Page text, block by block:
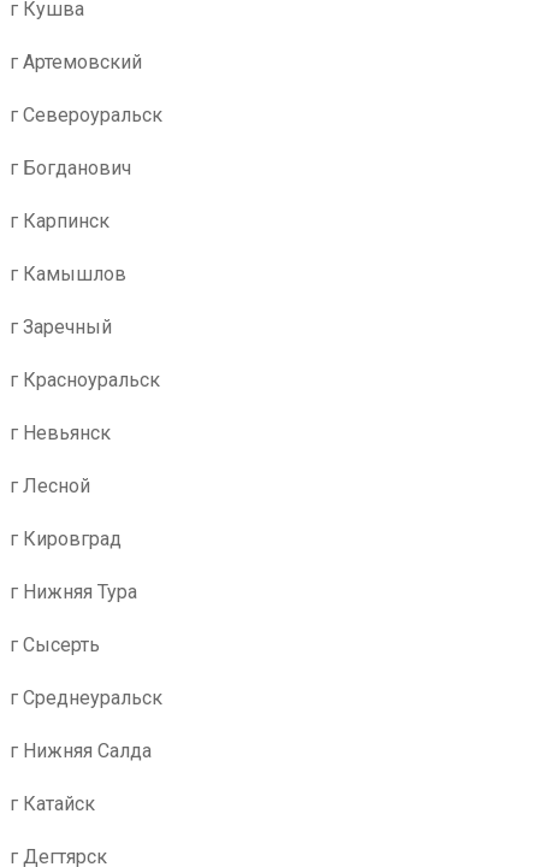
г Кушва
г Артемовский
г Североуральск
г Богданович
г Карпинск
г Камышлов
г Заречный
г Красноуральск
г Невьянск
г Лесной
г Кировград
г Нижняя Тура
г Сысерть
г Среднеуральск
г Нижняя Салда
г Катайск
г Дегтярск